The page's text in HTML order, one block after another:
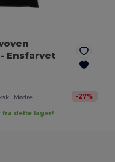
- Ensfarvet
Mødre -27%
fra dette lager!